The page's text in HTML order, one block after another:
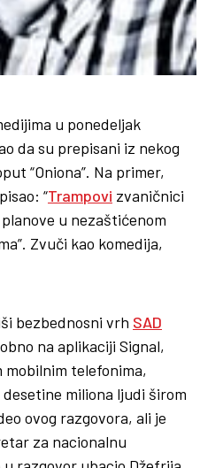
u ponedeljak
da su prepisani iz nekog
“Oniona”. Na primer,
“Trampovi zvaničnici
u nezaštićenom
Zvuči kao komedija,
bezbednosni vrh SAD
na aplikaciji Signal,
mobilnim telefonima,
miliona ljudi širom
ovog razgovora, ali je
za nacionalnu